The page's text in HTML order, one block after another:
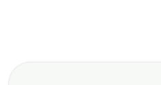
Elegant Home